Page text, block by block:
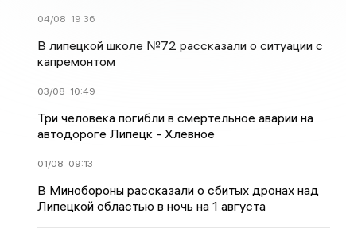
04/08 19:36
В липецкой школе №72 рассказали о ситуации с
капремонтом
03/08 10:49
Три человека погибли в смертельное аварии на
автодороге Липецк - Хлевное
01/08 09:13
В Минобороны рассказали о сбитых дронах над
Липецкой областью в ночь на 1 августа